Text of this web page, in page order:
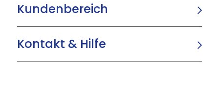
Kundenbereich
Kontakt & Hilfe